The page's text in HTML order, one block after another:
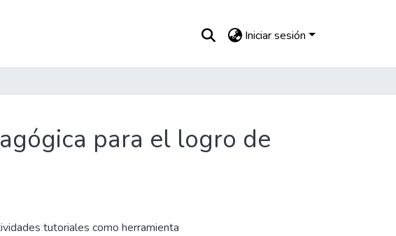
Iniciar sesión
para el logro de
tutoriales como herramienta